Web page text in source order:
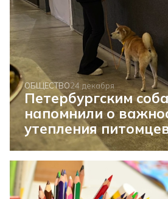
ОБЩЕСТВО24 декабря
Петербургским
напомнили о
утепления